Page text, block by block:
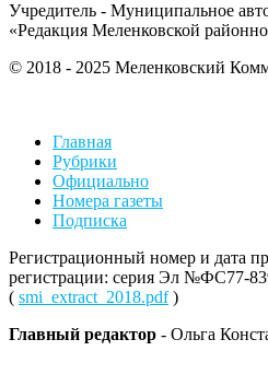
Учредитель - Муниципальное
«Редакция Меленковской
© 2018 - 2025 Меленковский
Главная
Рубрики
Официально
Номера газеты
Подписка
Регистрационный номер и дата
регистрации: серия Эл №ФС77-
( smi_extract_2018.pdf)
Главный редактор - Ольга